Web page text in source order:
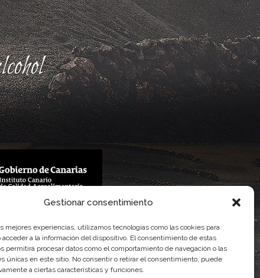
Gestionar consentimiento
mejores experiencias, utilizamos tecnologías como las cookies para
a la información del dispositivo. El consentimiento de estas
permitirá procesar datos como el comportamiento de navegación o las
únicas en este sitio. No consentir o retirar el consentimiento, puede
a ciertas características y funciones.
de Canarias